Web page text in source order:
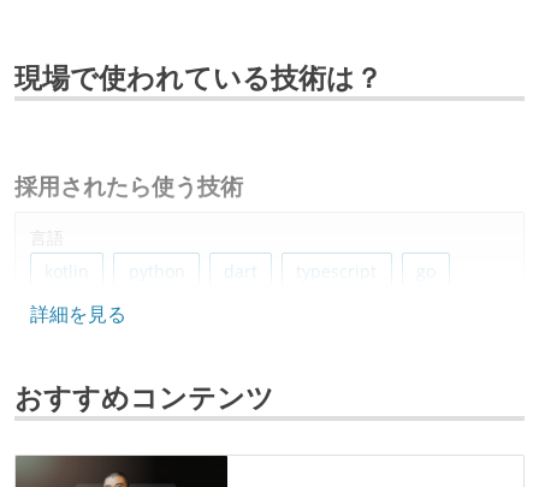
現場で使われている技術は？
採用されたら使う技術
言語
kotlin
python dart typescript go
フレームワーク
データベース
fluentd
mysql
詳細を見る
おすすめコンテンツ